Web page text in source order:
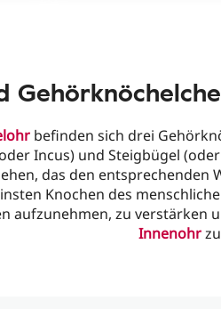
befinden sich drei
Incus) und Steigbügel
das den entsprechenden
Knochen des
aufzunehmen, zu verstärken
Innenohr